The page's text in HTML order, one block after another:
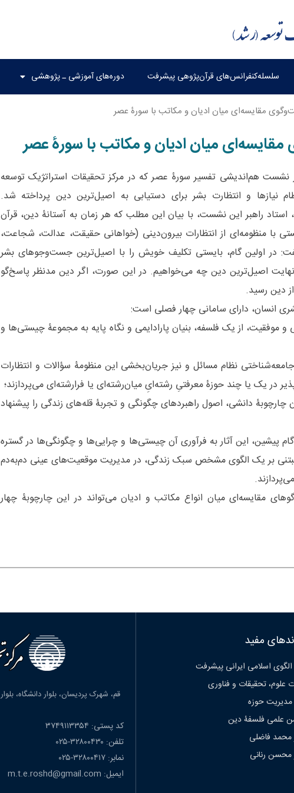
سلسله‌کنفرانس‌های قرآن‌پژوهی پیشرفت دوره‌های آموزشی ـ پژوهشی
مقایسه‌ای میان ادیان و مکاتب با سورۀ عصر
میان ادیان و مکاتب با سورۀ عصر
نشست هم‌اندیشی تفسیر سورۀ عصر که در مرکز تحقیقات استراتژیک توسعه
نیازها و انتظارت بشر برای دستیابی به اصیل‌ترین دین پرداخته شد.
استاد راهبر این نشست، با بیان این مطلب که هر زمان به آستانۀ دین، قرآن
با منظومه‌ای از انتظارات بیرون‌دینی (خواهانی حقیقت، عدالت، شجاعت،
در اولین گام، بایستی تکلیف خویش را با اصیل‌ترین جست‌وجوهای بشر
نهایت اصیل‌ترین دین چه می‌خواهیم. در این صورت، اگر دین مدنظر پاسخ‌گو
از دین رسید.
انسان، دارای سامانی چهار فصلی است:
و موفقیت، از یک فلسفه، بنیان پارادایمی و نگاه پایه به مجموعۀ چیستی‌ها و
جامعه‌شناختی نظام مسائل و نیز جریان‌بخشی این منظومۀ سؤالات و انتظارات
در یک یا چند حوزۀ معرفتیِ رشته‌ایِ میان‌رشته‌ای یا فرارشته‌ای می‌پردازند؛
چارچوبۀ دانشی، اصول راهبردهای چگونگی و تجربۀ قله‌های زندگی را پیشنهاد
پیشین، این آثار به فرآوری آن چیستی‌ها و چرایی‌ها و چگونگی‌ها در گستره
بر یک الگوی مشخص سبک زندگی، در مدیریت موقعیت‌های عینی دم‌به‌دم
مقایسه‌ای میان انواع مکاتب و ادیان می‌تواند در این چارچوبۀ چهار
مفید
الگوی اسلامی ایرانی پیشرفت
علوم، تحقیقات و فناوری
مدیریت حوزه
علمی فلسفۀ دین
محمد فاضلی
محسن رنانی
کد پستی: ۳۷۴۹۱۱۳۳۵۴
تلفن: ۳۲۸۰۰۴۳۰-۰۲۵
نمابر: ۳۲۸۰۰۴۱۷-۰۲۵
ایمیل: m.t.e.roshd@gmail.com